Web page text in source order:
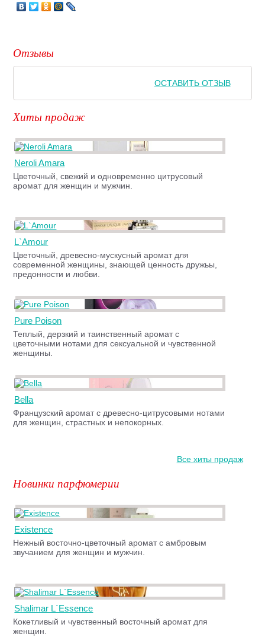
Отзывы
ОСТАВИТЬ ОТЗЫВ
Хиты продаж
Neroli Amara
Цветочный, свежий и одновременно цитрусовый
аромат для женщин и мужчин.
L`Amour
Цветочный, древесно-мускусный аромат для
современной женщины, знающей ценность дружьы,
предонности и любви.
Pure Poison
Теплый, дерзкий и таинственный аромат с
цветочными нотами для сексуальной и чувственной
женщины.
Bella
Французский аромат с древесно-цитрусовыми нотами
для женщин, страстных и непокорных.
Все хиты продаж
Новинки парфюмерии
Existence
Нежный восточно-цветочный аромат с амбровым
звучанием для женщин и мужчин.
Shalimar L`Essence
Кокетливый и чувственный восточный аромат для
женщин.